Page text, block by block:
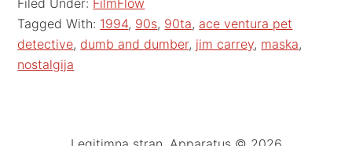
Tagged With: 1994, 90s, 90ta, ace ventura pet
detective, dumb and dumber, jim carrey, maska,
nostalgija